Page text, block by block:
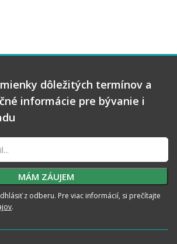
dôležitých termínov a
informácie pre bývanie i
z odberu. Pre viac informácií, si prečítajte
.